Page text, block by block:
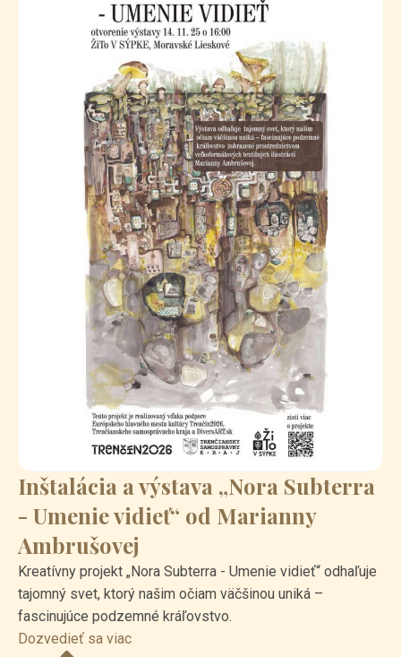
Inštalácia a výstava „Nora Subterra
- Umenie vidieť“ od Marianny
Ambrušovej
Kreatívny projekt „Nora Subterra - Umenie vidieť“ odhaľuje
tajomný svet, ktorý našim očiam väčšinou uniká –
fascinujúce podzemné kráľovstvo.
Dozvedieť sa viac